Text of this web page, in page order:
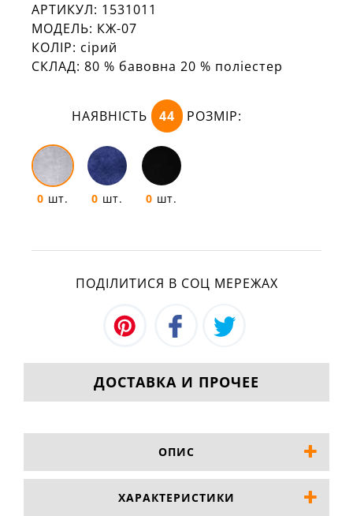
АРТИКУЛ: 1531011
МОДЕЛЬ: КЖ-07
КОЛІР: сірий
СКЛАД: 80 % бавовна 20 % поліестер
НАЯВНІСТЬ 44 РОЗМІР:
0 шт. 0 шт. 0 шт.
ПОДІЛИТИСЯ В СОЦ МЕРЕЖАХ
ДОСТАВКА И ПРОЧЕЕ
ОПИС
ХАРАКТЕРИСТИКИ